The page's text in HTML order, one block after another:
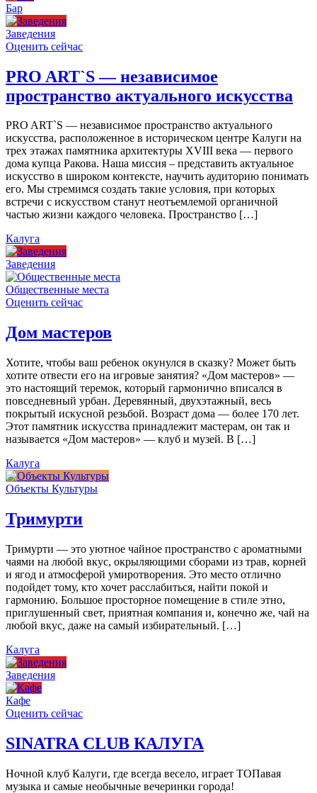
Бар
Заведения
Оценить сейчас
PRO ART`S — независимое
пространство актуального искусства
PRO ART`S — независимое пространство актуального
искусства, расположенное в историческом центре Калуги на
трех этажах памятника архитектуры XVIII века — первого
дома купца Ракова. Наша миссия – представить актуальное
искусство в широком контексте, научить аудиторию понимать
его. Мы стремимся создать такие условия, при которых
встречи с искусством станут неотъемлемой органичной
частью жизни каждого человека. Пространство […]
Калуга
Заведения
Общественные места
Оценить сейчас
Дом мастеров
Хотите, чтобы ваш ребенок окунулся в сказку? Может быть
хотите отвести его на игровые занятия? «Дом мастеров» —
это настоящий теремок, который гармонично вписался в
повседневный урбан. Деревянный, двухэтажный, весь
покрытый искусной резьбой. Возраст дома — более 170 лет.
Этот памятник искусства принадлежит мастерам, он так и
называется «Дом мастеров» — клуб и музей. В […]
Калуга
Объекты Культуры
Тримурти
Тримурти — это уютное чайное пространство с ароматными
чаями на любой вкус, окрыляющими сборами из трав, корней
и ягод и атмосферой умиротворения. Это место отлично
подойдет тому, кто хочет расслабиться, найти покой и
гармонию. Большое просторное помещение в стиле этно,
приглушенный свет, приятная компания и, конечно же, чай на
любой вкус, даже на самый избирательный. […]
Калуга
Заведения
Кафе
Оценить сейчас
SINATRA CLUB КАЛУГА
Ночной клуб Калуги, где всегда весело, играет ТОПавая
музыка и самые необычные вечеринки города!